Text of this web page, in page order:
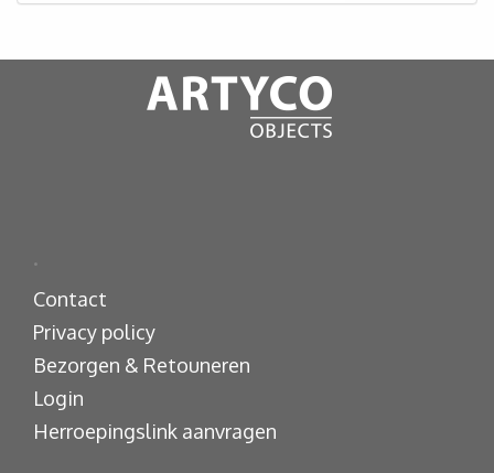
.
Contact
Privacy policy
Bezorgen & Retouneren
Login
Herroepingslink aanvragen